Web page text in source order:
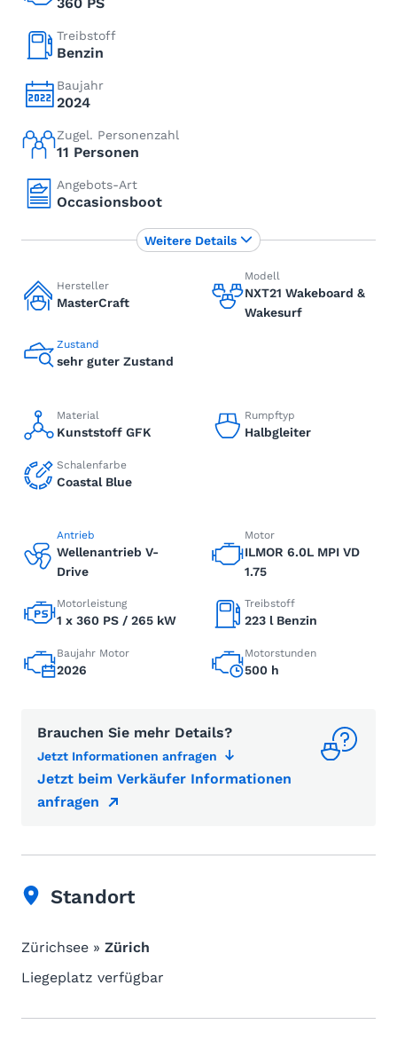
Treibstoff
Benzin
Baujahr
2024
Zugel. Personenzahl
11 Personen
Angebots-Art
Occasionsboot
Hersteller
MasterCraft
Modell
NXT21 Wakeboard &
Wakesurf
Zustand
sehr guter Zustand
Material
Kunststoff GFK
Rumpftyp
Halbgleiter
Schalenfarbe
Coastal Blue
Antrieb
Wellenantrieb V-
Drive
Motor
ILMOR 6.0L MPI VD
1.75
Motorleistung
1 x 360 PS / 265 kW
Treibstoff
223 l Benzin
Baujahr Motor
2026
Motorstunden
500 h
Brauchen Sie mehr Details?
Jetzt Informationen anfragen
Jetzt beim Verkäufer Informationen
anfragen
Weitere Details
Standort
Zürichsee » Zürich
Liegeplatz verfügbar